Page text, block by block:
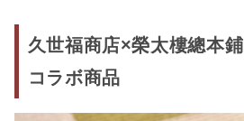
久世福商店×榮太樓總本鋪
コラボ商品